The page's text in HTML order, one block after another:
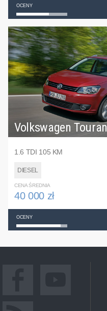
OCENY
Volkswagen Touran
1.6 TDI 105 KM
DIESEL
CENA ŚREDNIA
40 000 zł
OCENY